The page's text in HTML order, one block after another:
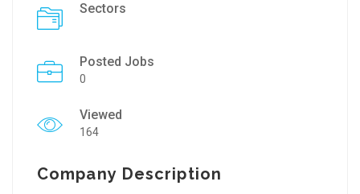
Sectors
Posted Jobs
0
Viewed
164
Company Description